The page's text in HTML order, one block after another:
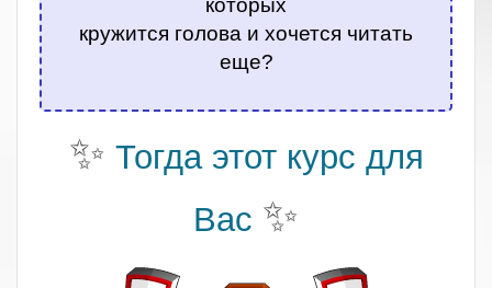
которых
кружится голова и хочется читать
еще?
✨ Тогда этот курс для
Вас ✨